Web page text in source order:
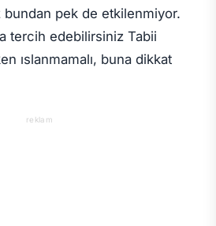
pek de etkilenmiyor.
tercih edebilirsiniz Tabii
ıslanmamalı, buna dikkat
reklam